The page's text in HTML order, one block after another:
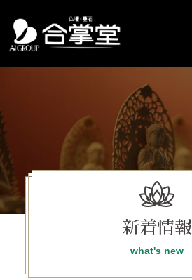
テ
ン
ス
キ
ッ
プ
新着情報
what's new